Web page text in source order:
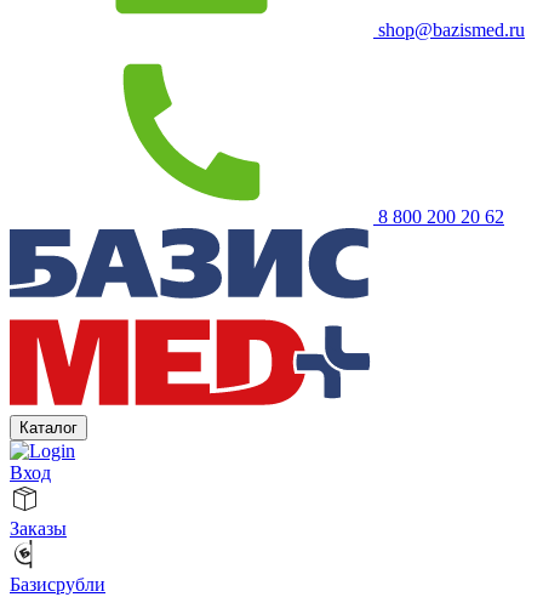
shop@bazismed.ru
8 800 200 20 62
Каталог
Вход
Заказы
Базисрубли